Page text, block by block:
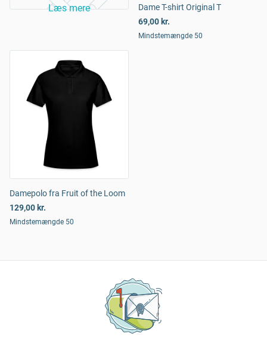
Læs mere
Dame T-shirt Original T
69,00 kr.
Mindstemængde 50
Damepolo fra Fruit of the Loom
129,00 kr.
Mindstemængde 50